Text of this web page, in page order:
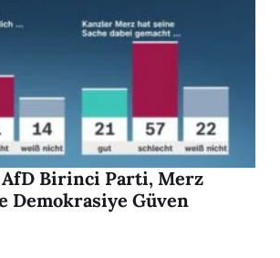
AfD Birinci Parti, Merz
Demokrasiye Güven